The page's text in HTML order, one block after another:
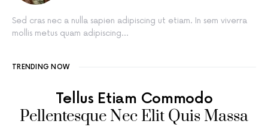
Sed cras nec a nulla sapien adipiscing ut etiam. In sem viverra
mollis metus quam adipiscing…
TRENDING NOW
Tellus Etiam Commodo
Pellentesque Nec Elit Quis Massa